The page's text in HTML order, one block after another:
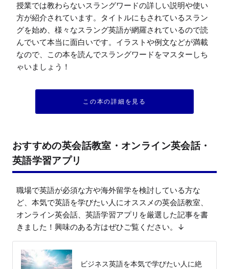
授業では教わらないスラングワードの詳しい説明や使い
方が紹介されています。タイトルにもされているスラン
グを始め、様々なスラング英語が網羅されているので読
んでいて本当に面白いです。イラストや例文などが満載
なので、この本を読んでスラングワードをマスターしち
ゃいましょう！
この本の詳細を見る
おすすめの英会話教室・オンライン英会話・
英語学習アプリ
職場で英語が必須な方や海外留学を検討している方な
ど、本気で英語を学びたい人にオススメの英会話教室、
オンライン英会話、英語学習アプリを厳選した記事を書
きました！興味のある方はぜひご覧ください。↓
ビジネス英語を本気で学びたい人に絶